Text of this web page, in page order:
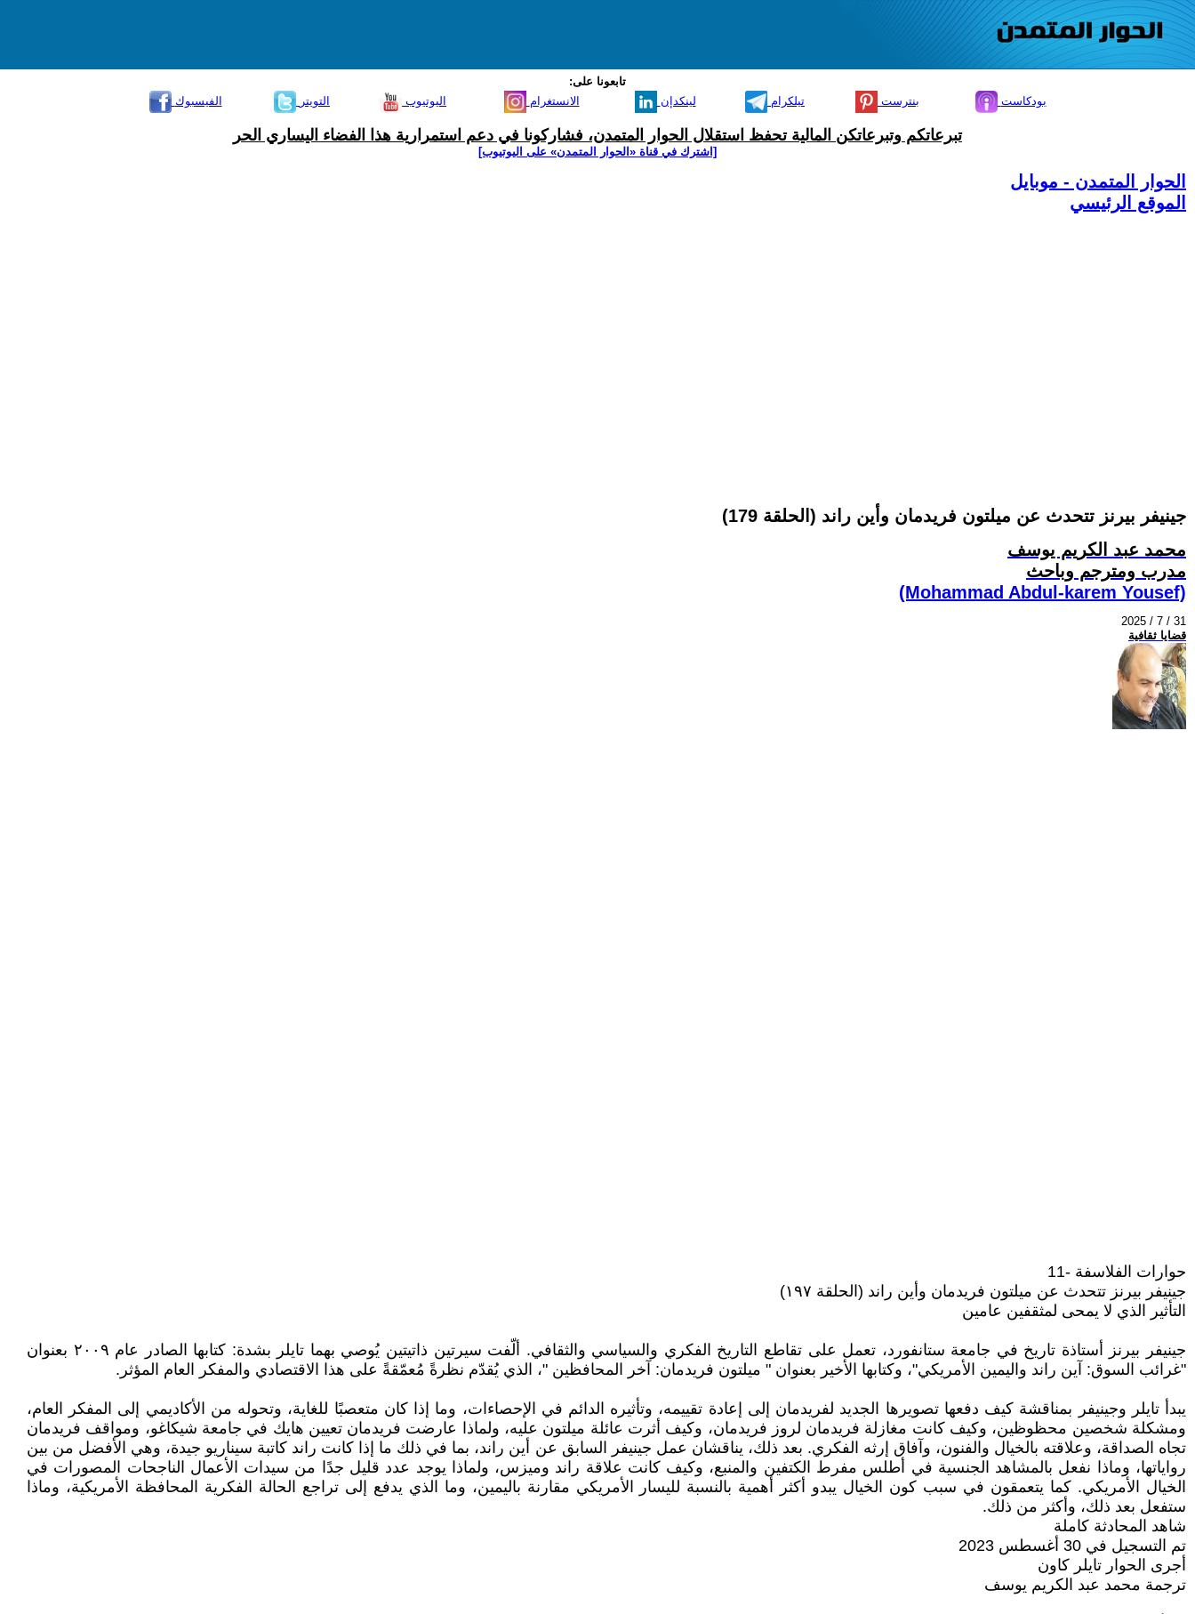
تابعونا على:
الفيسبوك
التويتر اليوتيوب الانستغرام لينكدإن تيلكرام بنترست بودكاست
تبرعاتكم وتبرعاتكن المالية تحفظ استقلال الحوار المتمدن، فشاركونا في دعم استمرارية هذا الفضاء اليساري الحر
[اشترك في قناة ‫«الحوار المتمدن» على اليوتيوب]
الحوار المتمدن - موبايل
الموقع الرئيسي
جينيفر بيرنز تتحدث عن ميلتون فريدمان وأين راند (الحلقة 179)
محمد عبد الكريم يوسف
مدرب ومترجم وباحث
(Mohammad Abdul-karem Yousef)
2025 / 7 / 31
قضايا ثقافية
حوارات الفلاسفة -11
جينيفر بيرنز تتحدث عن ميلتون فريدمان وأين راند (الحلقة ١٩٧)
التأثير الذي لا يمحى لمثقفين عامين
جينيفر بيرنز أستاذة تاريخ في جامعة ستانفورد، تعمل على تقاطع التاريخ الفكري والسياسي والثقافي. ألّفت سيرتين ذاتيتين يُوصي بهما تايلر بشدة: كتابها الصادر عام ٢٠٠٩ بعنوان
"غرائب السوق: آين راند واليمين الأمريكي"، وكتابها الأخير بعنوان " ميلتون فريدمان: آخر المحافظين "، الذي يُقدّم نظرةً مُعمّقةً على هذا الاقتصادي والمفكر العام المؤثر.
يبدأ تايلر وجينيفر بمناقشة كيف دفعها تصويرها الجديد لفريدمان إلى إعادة تقييمه، وتأثيره الدائم في الإحصاءات، وما إذا كان متعصبًا للغاية، وتحوله من الأكاديمي إلى المفكر العام،
ومشكلة شخصين محظوظين، وكيف كانت مغازلة فريدمان لروز فريدمان، وكيف أثرت عائلة ميلتون عليه، ولماذا عارضت فريدمان تعيين هايك في جامعة شيكاغو، ومواقف فريدمان
تجاه الصداقة، وعلاقته بالخيال والفنون، وآفاق إرثه الفكري. بعد ذلك، يناقشان عمل جينيفر السابق عن أين راند، بما في ذلك ما إذا كانت راند كاتبة سيناريو جيدة، وهي الأفضل من بين
رواياتها، وماذا نفعل بالمشاهد الجنسية في أطلس مفرط الكتفين والمنبع، وكيف كانت علاقة راند وميزس، ولماذا يوجد عدد قليل جدًا من سيدات الأعمال الناجحات المصورات في
الخيال الأمريكي. كما يتعمقون في سبب كون الخيال يبدو أكثر أهمية بالنسبة لليسار الأمريكي مقارنة باليمين، وما الذي يدفع إلى تراجع الحالة الفكرية المحافظة الأمريكية، وماذا
ستفعل بعد ذلك، وأكثر من ذلك.
شاهد المحادثة كاملة
تم التسجيل في 30 أغسطس 2023
أجرى الحوار تايلر كاون
ترجمة محمد عبد الكريم يوسف